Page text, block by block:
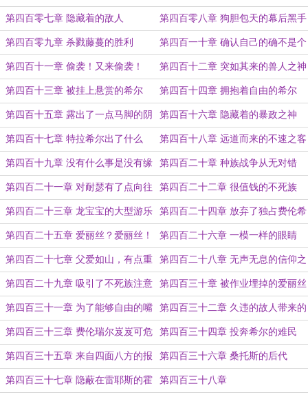
人
第四百零七章 隐藏着的敌人 第四百零八章 狗胆包天的幕后黑手
第四百零九章 杀戮藤蔓的胜利 第四百一十章 确认自己的确不是个
法师的希尔
第四百十一章 偷袭！又来偷袭！ 第四百十二章 突如其来的兽人之神
第四百十三章 被挂上悬赏的希尔 第四百十四章 拥抱着自由的希尔
第四百十五章 露出了一点马脚的阴
谋家
第四百十六章 隐藏着的暴政之神
第四百十七章 特拉希尔出了什么
事？
第四百十八章 远道而来的不速之客
第四百十九章 没有什么事是没有缘
由的
第四百二十章 种族战争从无对错
第四百二十一章 对耐瑟有了点向往
的希尔
第四百二十二章 很值钱的不死族
第四百二十三章 龙宝宝的大型游乐
场
第四百二十四章 放弃了独占费伦希
尔的威廉
第四百二十五章 爱丽丝？爱丽丝！ 第四百二十六章 一模一样的眼睛
第四百二十七章 父爱如山，有点重 第四百二十八章 无声无息的信仰之
毒
第四百二十九章 吸引了不死族注意
力的火发信徒
第四百三十章 被作业埋掉的爱丽丝
第四百三十一章 为了能够自由的嘴
贱，我们愿意付出生命！
第四百三十二章 久违的故人带来的
欢笑
第四百三十三章 费伦瑞尔岌岌可危
的未来
第四百三十四章 投奔希尔的难民
第四百三十五章 来自四面八方的报
复
第四百三十六章 桑托斯的后代
第四百三十七章 隐蔽在雷耶斯的霍 第四百三十八章